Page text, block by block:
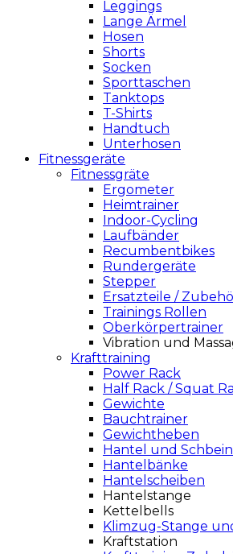
Leggings
Lange Ärmel
Hosen
Shorts
Socken
Sporttaschen
Tanktops
T-Shirts
Handtuch
Unterhosen
Fitnessgeräte
Fitnessgräte
Ergometer
Heimtrainer
Indoor-Cycling
Laufbänder
Recumbentbikes
Rundergeräte
Stepper
Ersatzteile /
Trainings Rollen
Oberkörpertrainer
Vibration und
Krafttraining
Power Rack
Half Rack / Squat
Gewichte
Bauchtrainer
Gewichtheben
Hantel und
Hantelbänke
Hantelscheiben
Hantelstange
Kettelbells
Klimzug-Stange
Kraftstation